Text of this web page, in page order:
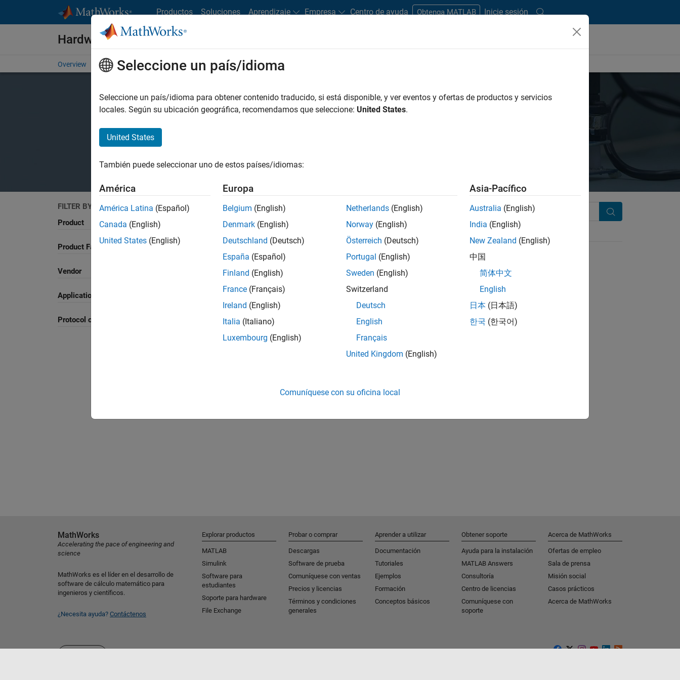
Productos Soluciones Aprendizaje Empresa Centro de ayuda Obtenga MATLAB Inicie sesión
Hardware Support
Overview Search Hardware Support Request Hardware Support
Search Hardware Support
FILTER BY
Product
Product Family and Category
Vendor
Application
Protocol or Standard
Search
Seleccione un país/idioma
Seleccione un país/idioma para obtener contenido traducido, si está disponible, y ver eventos y ofertas de productos y servicios
locales. Según su ubicación geográfica, recomendamos que seleccione: United States.
United States
También puede seleccionar uno de estos países/idiomas:
América
América Latina (Español)
Canada (English)
United States (English)
Europa
Belgium (English)
Denmark (English)
Deutschland (Deutsch)
España (Español)
Finland (English)
France (Français)
Ireland (English)
Italia (Italiano)
Luxembourg (English)
Netherlands (English)
Norway (English)
Österreich (Deutsch)
Portugal (English)
Sweden (English)
Switzerland
Deutsch
English
Français
United Kingdom (English)
Asia-Pacífico
Australia (English)
India (English)
New Zealand (English)
中国
简体中文
English
日本 (日本語)
한국 (한국어)
Comuníquese con su oficina local
MathWorks
Accelerating the pace of engineering and
science
MathWorks es el líder en el desarrollo de
software de cálculo matemático para
ingenieros y científicos.
¿Necesita ayuda? Contáctenos
Explorar productos
MATLAB
Simulink
Software para
estudiantes
Soporte para hardware
File Exchange
Probar o comprar
Descargas
Software de prueba
Comuníquese con ventas
Precios y licencias
Términos y condiciones
generales
Aprender a utilizar
Documentación
Tutoriales
Ejemplos
Formación
Conceptos básicos
Obtener soporte
Ayuda para la instalación
MATLAB Answers
Consultoría
Centro de licencias
Comuníquese con
soporte
Acerca de MathWorks
Ofertas de empleo
Sala de prensa
Misión social
Casos prácticos
Acerca de MathWorks